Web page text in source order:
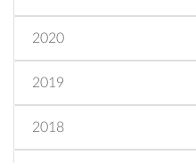
2020
2019
2018